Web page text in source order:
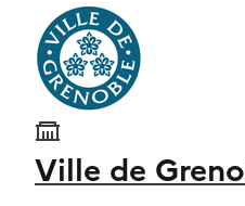
Ville de